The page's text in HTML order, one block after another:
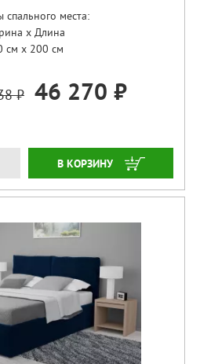
спального места:
x Длина
см x 200 см
₽ 46 270 ₽
ЗАКАЗАТЬ